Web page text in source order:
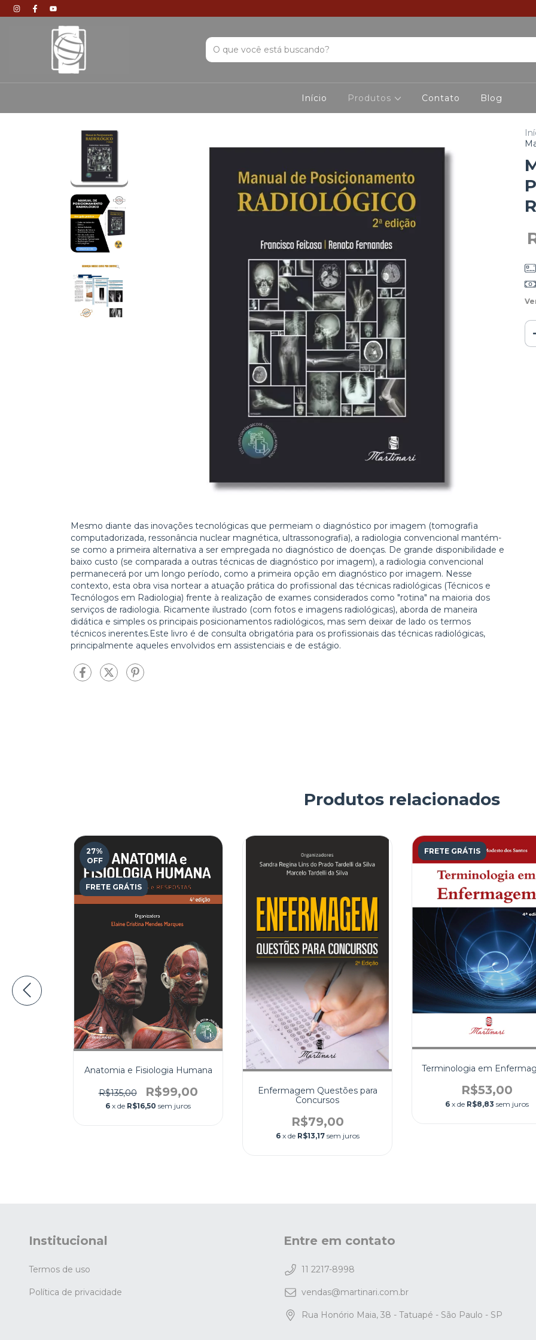
Início Produtos Contato Blog
Mesmo diante das inovações tecnológicas que permeiam o diagnóstico por imagem (tomografia
computadorizada, ressonância nuclear magnética, ultrassonografia), a radiologia convencional mantém-
se como a primeira alternativa a ser empregada no diagnóstico de doenças. De grande disponibilidade e
baixo custo (se comparada a outras técnicas de diagnóstico por imagem), a radiologia convencional
permanecerá por um longo período, como a primeira opção em diagnóstico por imagem. Nesse
contexto, esta obra visa nortear a atuação prática do profissional das técnicas radiológicas (Técnicos e
Tecnólogos em Radiologia) frente à realização de exames considerados como "rotina" na maioria dos
serviços de radiologia. Ricamente ilustrado (com fotos e imagens radiológicas), aborda de maneira
didática e simples os principais posicionamentos radiológicos, mas sem deixar de lado os termos
técnicos inerentes.Este livro é de consulta obrigatória para os profissionais das técnicas radiológicas,
principalmente aqueles envolvidos em assistenciais e de estágio.
Produtos relacionados
27%
OFF
FRETE GRÁTIS
Anatomia e Fisiologia Humana
R$135,00 R$99,00
6 x de R$16,50 sem juros
Enfermagem Questões para
Concursos
R$79,00
6 x de R$13,17 sem juros
FRETE GRÁTIS
Terminologia em
R$53,00
6 x de R$8,83 sem juros
Institucional
Termos de uso
Política de privacidade
Entre em contato
11 2217-8998
vendas@martinari.com.br
Rua Honório Maia, 38 - Tatuapé - São Paulo - SP